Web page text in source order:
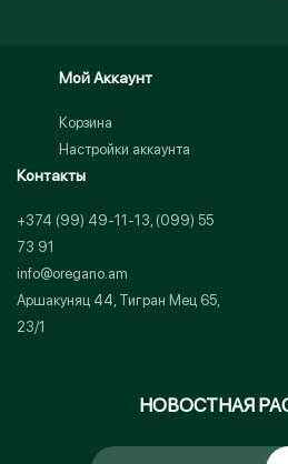
Мой Аккаунт
Корзина
Настройки аккаунта
Контакты
+374 (99) 49-11-13, (099) 55
73 91
info@oregano.am
Аршакуняц 44, Тигран Мец 65,
23/1
НОВОСТНАЯ